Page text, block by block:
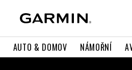
AUTO & DOMOV NÁMOŘNÍ